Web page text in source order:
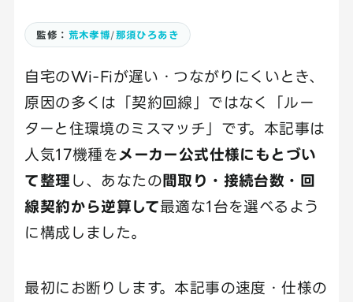
監修： 荒木孝博/那須ひろあき
自宅のWi-Fiが遅い・つながりにくいとき、
原因の多くは「契約回線」ではなく「ルー
ターと住環境のミスマッチ」です。本記事は
人気17機種を メーカー公式仕様にもとづい
て整理 し、あなたの間取り・接続台数・回
線契約から逆算して最適な1台を選べるよう
に構成しました。
最初にお断りします。本記事の速度・仕様の